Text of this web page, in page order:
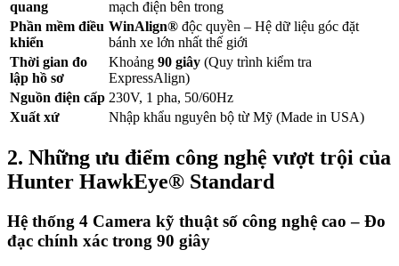
quang
mạch điện bên trong
Phần mềm điều
khiển
WinAlign® độc quyền – Hệ dữ liệu góc đặt
bánh xe lớn nhất thế giới
Thời gian đo
lập hồ sơ
Khoảng 90 giây (Quy trình kiểm tra
ExpressAlign)
Nguồn điện cấp 230V, 1 pha, 50/60Hz
Xuất xứ
Nhập khẩu nguyên bộ từ Mỹ (Made in USA)
2. Những ưu điểm công nghệ vượt trội của
Hunter HawkEye® Standard
Hệ thống 4 Camera kỹ thuật số công nghệ cao – Đo
đạc chính xác trong 90 giây